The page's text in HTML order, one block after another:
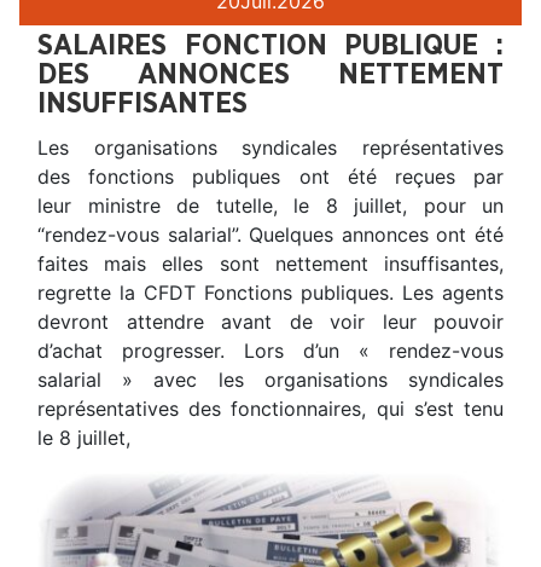
SALAIRES FONCTION PUBLIQUE :
DES ANNONCES NETTEMENT
INSUFFISANTES
Les organisations syndicales représentatives
des fonctions publiques ont été reçues par
leur ministre de tutelle, le 8 juillet, pour un
“rendez-vous salarial”. Quelques annonces ont été
faites mais elles sont nettement insuffisantes,
regrette la CFDT Fonctions publiques. Les agents
devront attendre avant de voir leur pouvoir
d’achat progresser. Lors d’un « rendez-vous
salarial » avec les organisations syndicales
représentatives des fonctionnaires, qui s’est tenu
le 8 juillet,